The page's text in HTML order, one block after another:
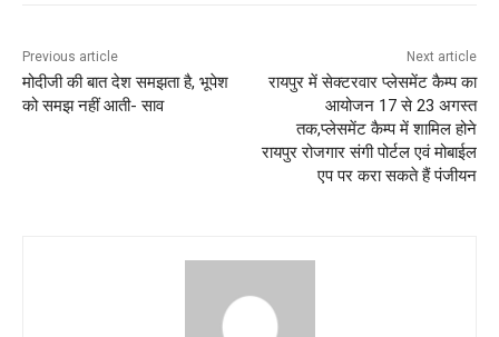
Previous article
मोदीजी की बात देश समझता है, भूपेश
को समझ नहीं आती- साव
Next article
रायपुर में सेक्टरवार प्लेसमेंट कैम्प का
आयोजन 17 से 23 अगस्त
तक,प्लेसमेंट कैम्प में शामिल होने
रायपुर रोजगार संगी पोर्टल एवं मोबाईल
एप पर करा सकते हैं पंजीयन